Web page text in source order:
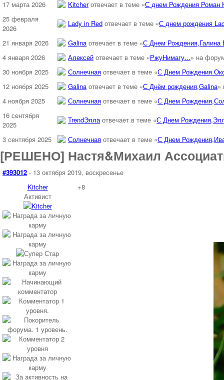
17 марта 2026 Kitcherотвечает в теме «С днем Рождения Роман
25 февраля
2026
Lady in Red отвечает в теме «С днем рождения
21 января 2026 Galina отвечает в теме «С Днем Рождения,Галина
4 января 2026
Алексей отвечает в теме «РжуНимагу...» на
30 ноября 2025
Солнечная отвечает в теме «С Днем Рождения
12 ноября 2025
Galina отвечает в теме «С Днём рождения,Galina»
4 ноября 2025
Солнечная отвечает в теме «С Днем
16 сентября
2025
TrendЭллаотвечает в теме «С Днем
3 сентября 2025 Солнечная отвечает в теме «С Днем
[РЕШЕНО] Настя&Михаил
#393012 - 13 октября 2019, воскресенье
Kitcher
Активист
+8